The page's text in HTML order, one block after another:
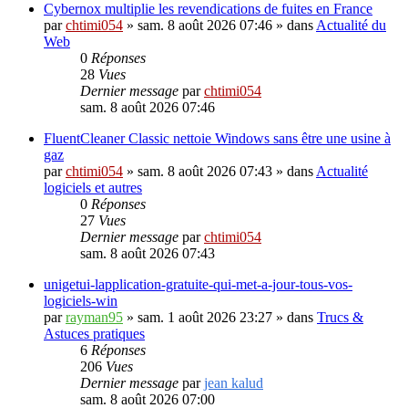
Cybernox multiplie les revendications de fuites en France
parchtimi054 » sam. 8 août 2026 07:46 » dans Actualité du
Web
0 Réponses
28 Vues
Dernier message parchtimi054
sam. 8 août 2026 07:46
FluentCleaner Classic nettoie Windows sans être une usine à
gaz
parchtimi054 » sam. 8 août 2026 07:43 » dans Actualité
logiciels et autres
0 Réponses
27 Vues
Dernier message parchtimi054
sam. 8 août 2026 07:43
unigetui-lapplication-gratuite-qui-met-a-jour-tous-vos-
logiciels-win
parrayman95 » sam. 1 août 2026 23:27 » dans Trucs &
Astuces pratiques
6 Réponses
206 Vues
Dernier message parjean kalud
sam. 8 août 2026 07:00